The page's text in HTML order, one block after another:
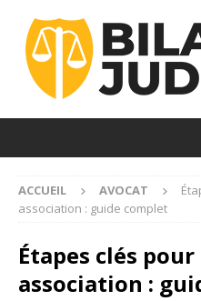
ACCUEIL AVOCAT
association : guide complet
Étapes clés
association :